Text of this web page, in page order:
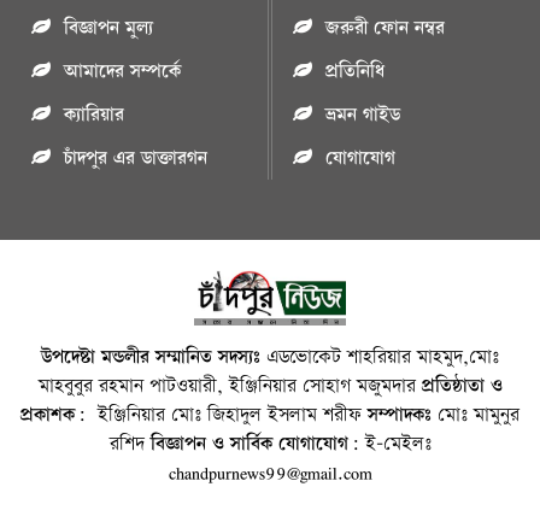
বিজ্ঞাপন মুল্য
আমাদের সম্পর্কে
ক্যারিয়ার
চাঁদপুর এর ডাক্তারগন
জরুরী ফোন নম্বর
প্রতিনিধি
ভ্রমন গাইড
যোগাযোগ
উপদেষ্টা মন্ডলীর সম্মানিত সদস্যঃ এডভোকেট শাহরিয়ার মাহমুদ,মোঃ
মাহবুবুর রহমান পাটওয়ারী, ইঞ্জিনিয়ার সোহাগ মজুমদারপ্রতিষ্ঠাতা ও
প্রকাশক: ইঞ্জিনিয়ার মোঃ জিহাদুল ইসলাম শরীফসম্পাদকঃ মোঃ মামুনুর
রশিদবিজ্ঞাপন ও সার্বিক যোগাযোগ: ই-মেইলঃ
chandpurnews99@gmail.com